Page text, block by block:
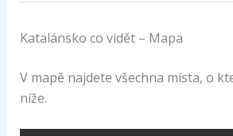
Katalánsko co vidět – Mapa
V mapě najdete všechna místa, o
níže.